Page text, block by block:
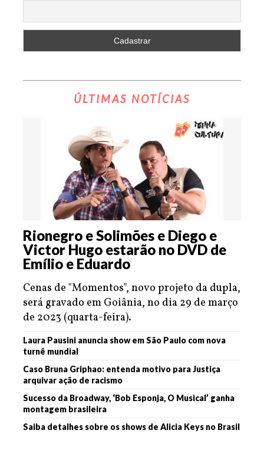
ÚLTIMAS NOTÍCIAS
Rionegro e Solimões e Diego e
Victor Hugo estarão no DVD de
Emílio e Eduardo
Cenas de "Momentos", novo projeto da dupla,
será gravado em Goiânia, no dia 29 de março
de 2023 (quarta-feira).
Laura Pausini anuncia show em São Paulo com nova
turnê mundial
Caso Bruna Griphao: entenda motivo para Justiça
arquivar ação de racismo
Sucesso da Broadway, ‘Bob Esponja, O Musical’ ganha
montagem brasileira
Saiba detalhes sobre os shows de Alicia Keys no Brasil